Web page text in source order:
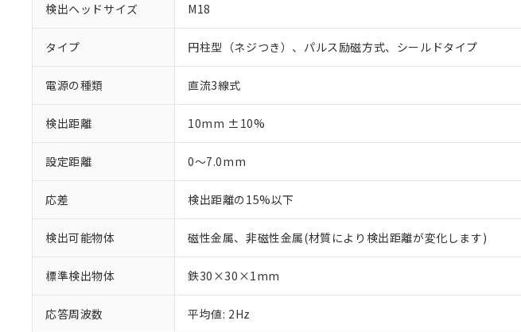
検出ヘッドサイズ M18
タイプ 円柱型（ネジつき）、パルス励磁方式、シールドタイプ
電源の種類 直流3線式
検出距離 10mm ±10%
設定距離 0～7.0mm
応差 検出距離の15%以下
検出可能物体 磁性金属、非磁性金属(材質により検出距離が変化します)
標準検出物体 鉄30×30×1mm
応答周波数 平均値: 2Hz